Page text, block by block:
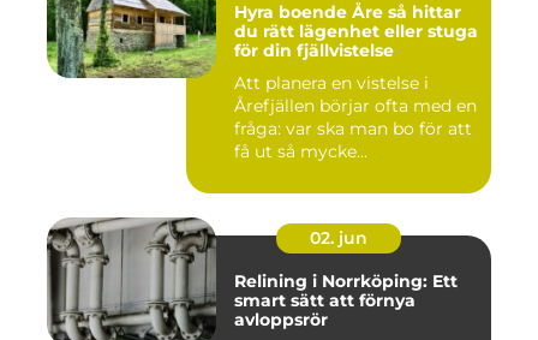
Hyra boende Åre så hittar
du rätt lägenhet eller stuga
för din fjällvistelse
Att planera en vistelse i
Årefjällen börjar ofta med en
fråga: var ska man bo för att
få ut så mycke...
02. jun
Relining i Norrköping: Ett
smart sätt att förnya
avloppsrör